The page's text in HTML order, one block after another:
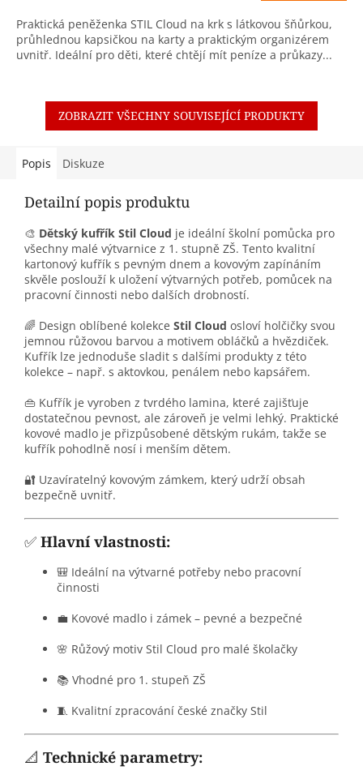
Praktická peněženka STIL Cloud na krk s látkovou šňůrkou,
průhlednou kapsičkou na karty a praktickým organizérem
uvnitř. Ideální pro děti, které chtějí mít peníze a průkazy...
ZOBRAZIT VŠECHNY SOUVISEJÍCÍ PRODUKTY
Popis Diskuze
Detailní popis produktu
🎨 Dětský kufřík Stil Cloud je ideální školní pomůcka pro
všechny malé výtvarnice z 1. stupně ZŠ. Tento kvalitní
kartonový kufřík s pevným dnem a kovovým zapínáním
skvěle poslouží k uložení výtvarných potřeb, pomůcek na
pracovní činnosti nebo dalších drobností.
🌈 Design oblíbené kolekce Stil Cloud osloví holčičky svou
jemnou růžovou barvou a motivem obláčků a hvězdiček.
Kufřík lze jednoduše sladit s dalšími produkty z této
kolekce – např. s aktovkou, penálem nebo kapsářem.
👜 Kufřík je vyroben z tvrdého lamina, které zajišťuje
dostatečnou pevnost, ale zároveň je velmi lehký. Praktické
kovové madlo je přizpůsobené dětským rukám, takže se
kufřík pohodlně nosí i menším dětem.
🔐 Uzavíratelný kovovým zámkem, který udrží obsah
bezpečně uvnitř.
✅ Hlavní vlastnosti:
🎒 Ideální na výtvarné potřeby nebo pracovní
činnosti
💼 Kovové madlo i zámek – pevné a bezpečné
🌸 Růžový motiv Stil Cloud pro malé školačky
📚 Vhodné pro 1. stupeň ZŠ
🧵 Kvalitní zpracování české značky Stil
📐 Technické parametry: